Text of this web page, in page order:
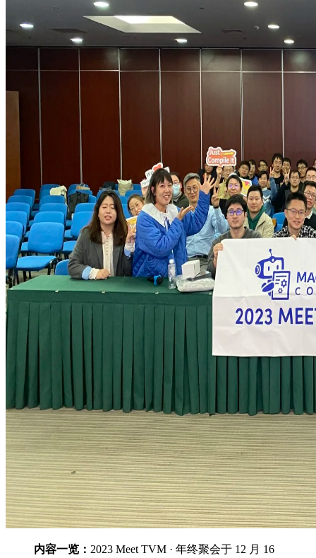
内容一览： 2023 Meet TVM · 年终聚会于 12 月 16